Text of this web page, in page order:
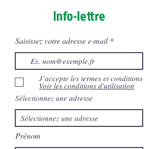
Info-lettre
Saisissez votre adresse e-mail
J’accepte les termes et conditions
Voir les conditions d'utilisation
Sélectionnez une adresse
Prénom